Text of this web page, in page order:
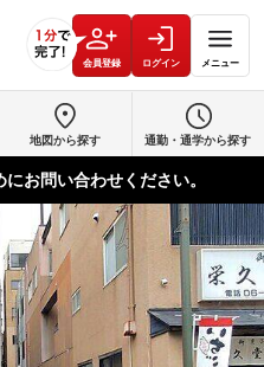
会員登録 ログイン メニュー
地図から探す 通勤・通学から探す
お問い合わせください。